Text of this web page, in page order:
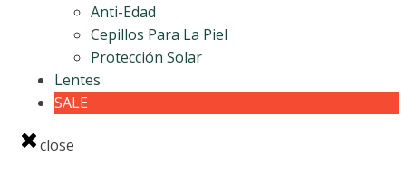
Anti-Edad
Cepillos Para La Piel
Protección Solar
Lentes
SALE
close